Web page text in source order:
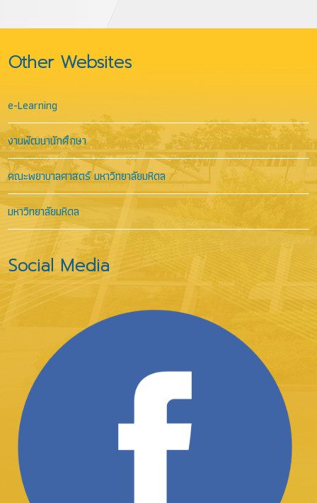
Other Websites
e-Learning
งานพัฒนานักศึกษา
คณะพยาบาลศาสตร์ มหาวิทยาลัยมหิดล
มหาวิทยาลัยมหิดล
Social Media